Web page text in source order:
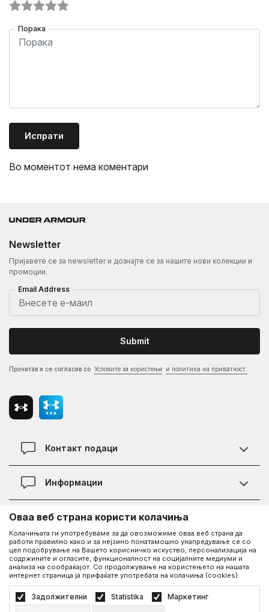
Порака
Испрати
Во моментот нема коментари
Newsletter
Пријавете се за newsletter и дознајте се за нашите нови колекции и
промоции.
Email Address
Submit
Прочитав и се согласив со Условите за користење и политика на приватност.
Контакт подаци
Контакт
Информации
Политика на приватност
Најчести прашања
Како да купите
Информации за Under Armour
За нас - приказната за Under Armour
Дознајте повеќе за UA
Вработување
Соработка
UA Social
Facebook
©2026www.underarmour.mk, ИзработкаNB SOFT. Сите права задржани.
Политика на приватност
Услови на користење
Оваа веб страна користи колачиња
Колачињата ги употребуваме за да овозможиме оваа веб страна да
работи правилно како и за нејзино понатамошно унапредување се со
цел подобрување на Вашето корисничко искуство, персонализација на
содржините и огласите, функционалност на социјалните медиуми и
анализа на сообраќајот. Со продолжување на користењето на нашата
интернет страница ја прифаќате употребата на колачиња (cookies).
Задолжителни Statistika Маркетинг